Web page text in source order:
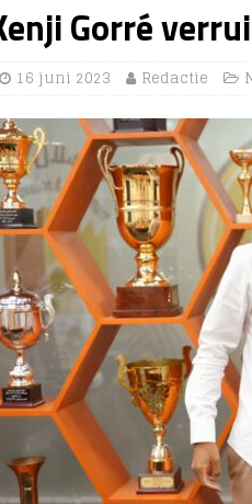
Gorré
16 juni 2023 Redactie